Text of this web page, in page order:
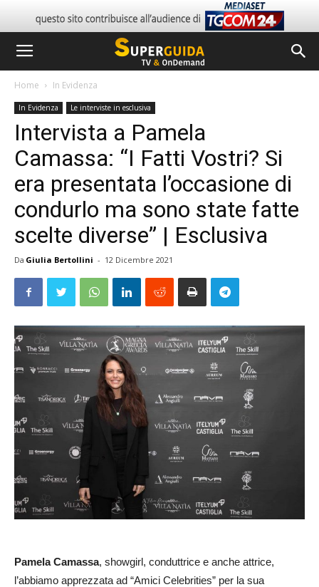
Home In Evidenza
In Evidenza Le interviste in esclusiva
Intervista a Pamela
Camassa: “I Fatti Vostri? Si
era presentata l’occasione di
condurlo ma sono state fatte
scelte diverse” | Esclusiva
Da Giulia Bertollini - 12 Dicembre 2021
Pamela Camassa, showgirl, conduttrice e anche attrice,
l’abbiamo apprezzata ad “Amici Celebrities” per la sua